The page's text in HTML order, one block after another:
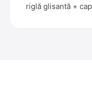
riglă glisantă +